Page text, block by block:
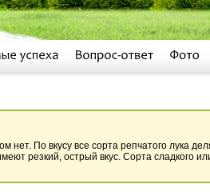
нет. По вкусу все сорта репчатого лука
резкий, острый вкус. Сорта сладкого